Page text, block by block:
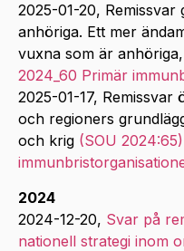
2025-01-20,
anhöriga. Ett mer
vuxna som är
2024_60 Primär
2025-01-17, Remissvar
och regioners
och krig (SOU
2024
2024-12-20, Svar på
nationell strategi inom